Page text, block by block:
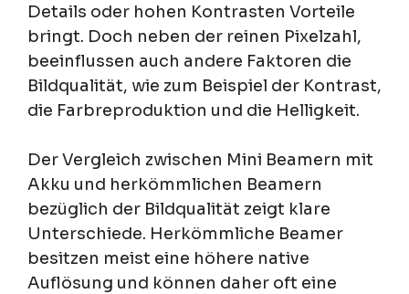
Details oder hohen Kontrasten Vorteile
bringt. Doch neben der reinen Pixelzahl,
beeinflussen auch andere Faktoren die
Bildqualität, wie zum Beispiel der Kontrast,
die Farbreproduktion und die Helligkeit.
Der Vergleich zwischen Mini Beamern mit
Akku und herkömmlichen Beamern
bezüglich der Bildqualität zeigt klare
Unterschiede. Herkömmliche Beamer
besitzen meist eine höhere native
Auflösung und können daher oft eine